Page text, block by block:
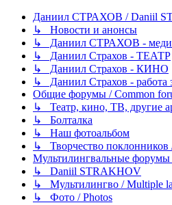
Даниил СТРАХОВ / Daniil
↳ Новости и анонсы
↳ Даниил СТРАХОВ -
↳ Даниил Страхов - ТЕАТР
↳ Даниил Страхов - КИНО
↳ Даниил Страхов - работа
Общие форумы / Common
↳ Театр, кино, ТВ, другие
↳ Болталка
↳ Наш фотоальбом
↳ Творчество поклонников
Мультилингвальные
↳ Daniil STRAKHOV
↳ Мультилингво / Multiple
↳ Фото / Photos